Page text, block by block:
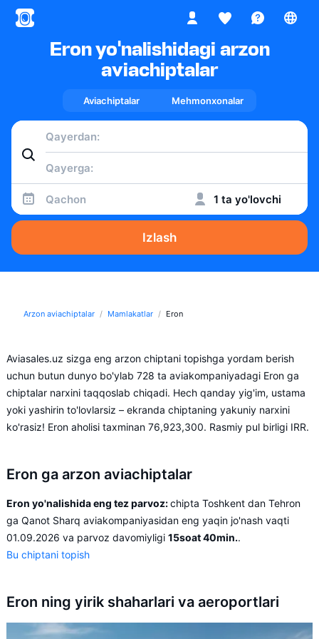
Eron yo'nalishidagi arzon
aviachiptalar
Aviachiptalar Mehmonxonalar
Qachon 1 ta yo'lovchi
Izlash
Arzon aviachiptalar Mamlakatlar Eron
Aviasales.uz sizga eng arzon chiptani topishga yordam berish
uchun butun dunyo bo'ylab 728 ta aviakompaniyadagi Eron ga
chiptalar narxini taqqoslab chiqadi. Hech qanday yig'im, ustama
yoki yashirin to'lovlarsiz – ekranda chiptaning yakuniy narxini
ko'rasiz! Eron aholisi taxminan 76,923,300. Rasmiy pul birligi IRR.
Eron ga arzon aviachiptalar
Eron yo'nalishida eng tez parvoz:chipta Toshkent dan Tehron
ga Qanot Sharq aviakompaniyasidan eng yaqin jo'nash vaqti
01.09.2026 va parvoz davomiyligi 15soat 40min..
Bu chiptani topish
Eron ning yirik shaharlari va aeroportlari